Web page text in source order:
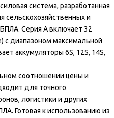
система, разработанная
сельскохозяйственных и
Серия A включает 32
с диапазоном максимальной
аккумуляторы 6S, 12S, 14S,
соотношении цены и
для точного
логистики и других
Готовая к использованию из